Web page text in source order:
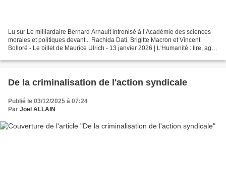
Lu sur Le milliardaire Bernard Arnault intronisé à l’Académie des sciences
morales et politiques devant... Rachida Dati, Brigitte Macron et Vincent
Bolloré - Le billet de Maurice Ulrich - 13 janvier 2026 | L'Humanité : lire, agir
De la criminalisation de l'action syndicale
Publié le 03/12/2025 à 07:24
Par Joël ALLAIN